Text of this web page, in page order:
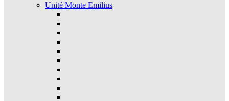
Unité Monte Emilius